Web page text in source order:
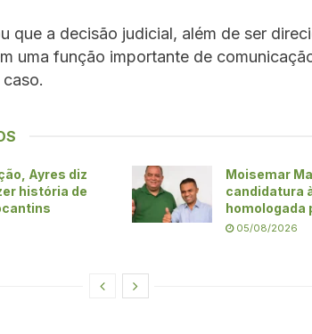
que a decisão judicial, além de ser
uma função importante de
Ayres diz
história de
Moisemar
candidatura
homologada
05/08/2026